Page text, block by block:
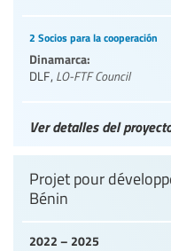
2 Socios para la cooperación
Dinamarca:
DLF, LO-FTF Council
Ver detalles del
2022 – 2025
Projet pour
Bénin